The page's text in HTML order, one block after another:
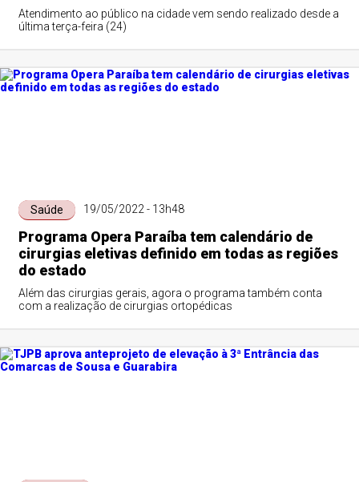
Atendimento ao público na cidade vem sendo realizado desde a
última terça-feira (24)
Saúde 19/05/2022 - 13h48
Programa Opera Paraíba tem calendário de
cirurgias eletivas definido em todas as regiões
do estado
Além das cirurgias gerais, agora o programa também conta
com a realização de cirurgias ortopédicas